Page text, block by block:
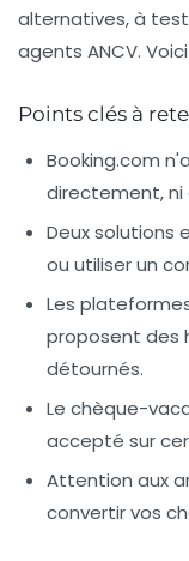
alternatives, à
agents ANCV.
Points clés à
Booking.com
directement, ni
Deux solutions
ou utiliser un
Les
proposent des
détournés.
Le chèque-
accepté sur
Attention aux
convertir vos